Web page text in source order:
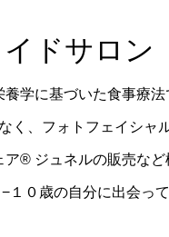
ドサロン
学に基づいた食事療法
く、フォトフェイシャ
®︎ ジュネルの販売など
１０歳の自分に出会って